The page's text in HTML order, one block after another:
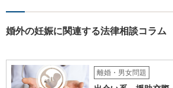
することはできません。質問６は可能です。質
婚外の妊娠に関連する法律相談コラム
離婚・男女問題